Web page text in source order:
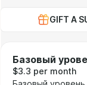
GIFT A
Базовый
$3.3 per month